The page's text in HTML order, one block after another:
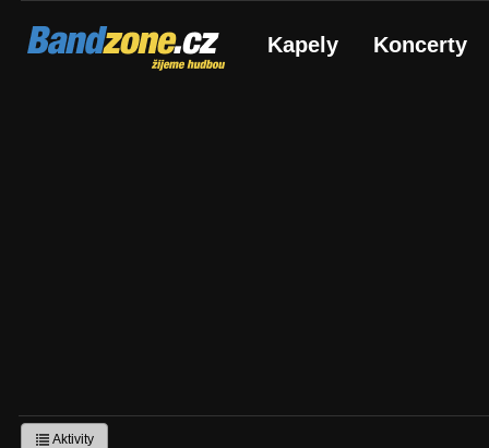
Bandzone.cz
žijeme hudbou Kapely Koncerty
Aktivity